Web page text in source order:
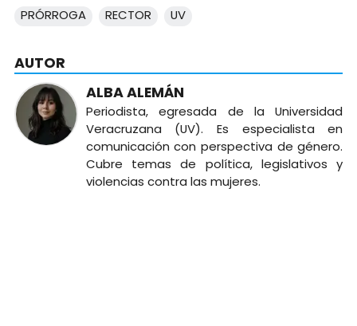
PRÓRROGA RECTOR UV
AUTOR
ALBA ALEMÁN
Periodista, egresada de la Universidad
Veracruzana (UV). Es especialista en
comunicación con perspectiva de género.
Cubre temas de política, legislativos y
violencias contra las mujeres.